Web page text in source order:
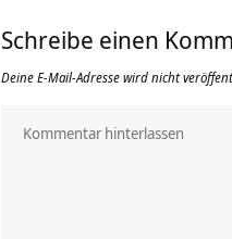
Schreibe einen
Deine E-Mail-Adresse wird nicht